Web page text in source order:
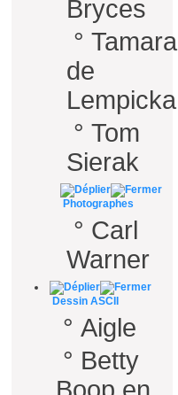
Bryces
° Tamara
de
Lempicka
° Tom
Sierak
Photographes
° Carl
Warner
Dessin ASCII
° Aigle
° Betty